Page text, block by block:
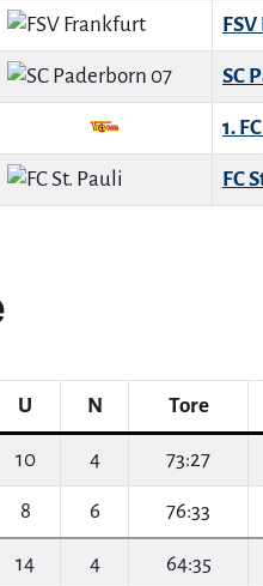
SC
1.
FC
U N Tore
10 4 73:27
8 6 76:33
14 4 64:35